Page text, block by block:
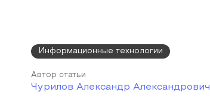
Информационные технологии
Автор статьи
Чурилов Александр Александрович